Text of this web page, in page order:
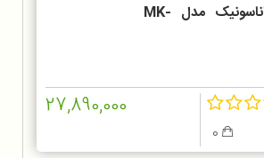
چرخ گوشت پاناسونیک مدل MK-
27,890,000